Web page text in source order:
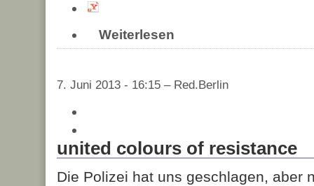
Weiterlesen
7. Juni 2013 - 16:15 – Red.Berlin
united colours of resistance
Die Polizei hat uns geschlagen, aber